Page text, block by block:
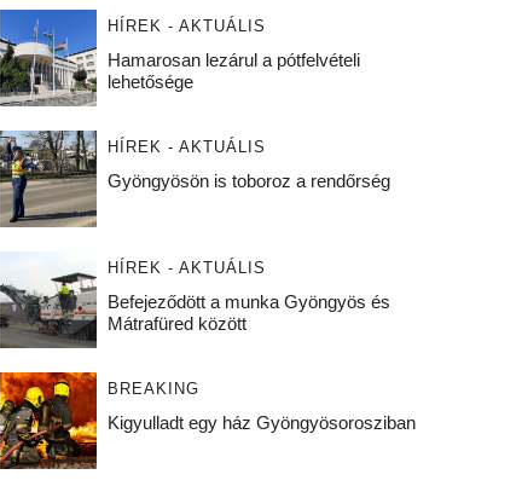
HÍREK - AKTUÁLIS
Hamarosan lezárul a pótfelvételi
lehetősége
HÍREK - AKTUÁLIS
Gyöngyösön is toboroz a rendőrség
HÍREK - AKTUÁLIS
Befejeződött a munka Gyöngyös és
Mátrafüred között
BREAKING
Kigyulladt egy ház Gyöngyösorosziban